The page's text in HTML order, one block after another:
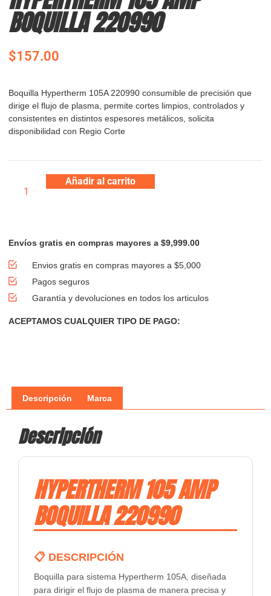
BOQUILLA 220990
$157.00
Boquilla Hypertherm 105A 220990 consumible de precisión que
dirige el flujo de plasma, permite cortes limpios, controlados y
consistentes en distintos espesores metálicos, solicita
disponibilidad con Regio Corte
Añadir al carrito
Envíos gratis en compras mayores a $9,999.00
Envios gratis en compras mayores a $5,000
Pagos seguros
Garantía y devoluciones en todos los articulos
ACEPTAMOS CUALQUIER TIPO DE PAGO:
Descripción Marca
Descripción
HYPERTHERM 105 AMP
BOQUILLA 220990
📋 DESCRIPCIÓN
Boquilla para sistema Hypertherm 105A, diseñada
para dirigir el flujo de plasma de manera precisa y